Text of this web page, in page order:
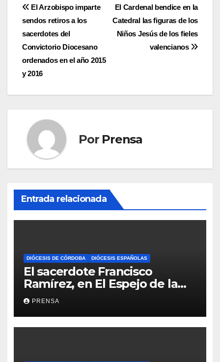
Navegación
de
entradas
El Cardenal bendice en la
Catedral las figuras de los
Niños Jesús de los fieles
valencianos
El Arzobispo imparte
sendos retiros a los
sacerdotes del
Convictorio Diocesano
ordenados en el año 2015
y 2016
Por Prensa
Entrada relacionada
DIÓCESIS DE CÓRDOBA DIÓCESIS ESPAÑOLAS
El sacerdote Francisco
Ramírez, en El Espejo de la
Iglesia
PRENSA